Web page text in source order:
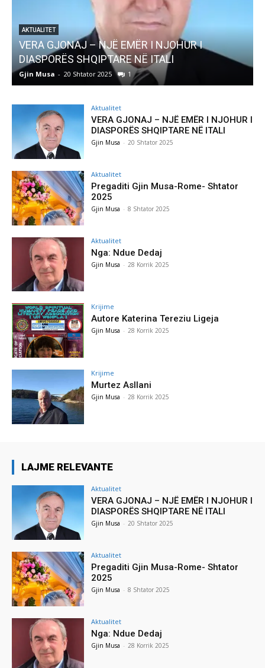
AKTUALITET
Pregaditi Gjin Musa-Rome- Shtator 2025
Gjin Musa - 8 Shtator 2025 0
Aktualitet
VERA GJONAJ – NJË EMËR I NJOHUR I
DIASPORËS SHQIPTARE NË ITALI
Gjin Musa - 20 Shtator 2025
Aktualitet
Pregaditi Gjin Musa-Rome- Shtator
2025
Gjin Musa - 8 Shtator 2025
Aktualitet
Nga: Ndue Dedaj
Gjin Musa - 28 Korrik 2025
Krijime
Autore Katerina Tereziu Ligeja
Gjin Musa - 28 Korrik 2025
Krijime
Murtez Asllani
Gjin Musa - 28 Korrik 2025
LAJME RELEVANTE
Aktualitet
VERA GJONAJ – NJË EMËR I NJOHUR I
DIASPORËS SHQIPTARE NË ITALI
Gjin Musa - 20 Shtator 2025
Aktualitet
Pregaditi Gjin Musa-Rome- Shtator
2025
Gjin Musa - 8 Shtator 2025
Aktualitet
Nga: Ndue Dedaj
Gjin Musa - 28 Korrik 2025